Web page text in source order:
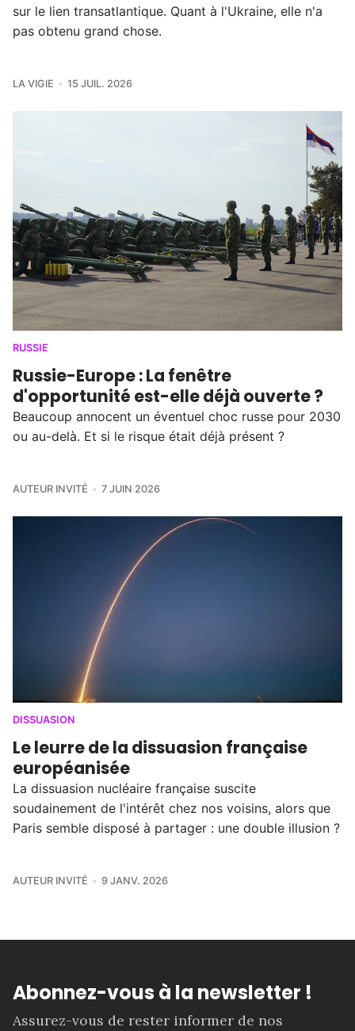
sur le lien transatlantique. Quant à l'Ukraine, elle n'a
pas obtenu grand chose.
LA VIGIE 15 JUIL. 2026
RUSSIE
Russie-Europe : La fenêtre
d'opportunité est-elle déjà ouverte ?
Beaucoup annocent un éventuel choc russe pour 2030
ou au-delà. Et si le risque était déjà présent ?
AUTEUR INVITÉ 7 JUIN 2026
DISSUASION
Le leurre de la dissuasion française
européanisée
La dissuasion nucléaire française suscite
soudainement de l'intérêt chez nos voisins, alors que
Paris semble disposé à partager : une double illusion ?
AUTEUR INVITÉ 9 JANV. 2026
Abonnez-vous à la newsletter !
Assurez-vous de rester informer de nos